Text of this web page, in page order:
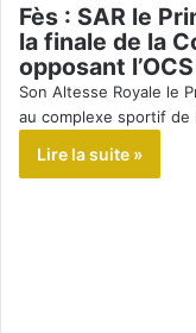
Fès : SAR le
la finale de la
opposant
Son Altesse Royale le
au complexe sportif de
Lire la suite »